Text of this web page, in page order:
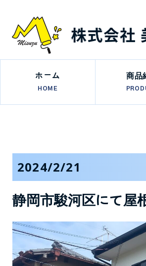
ホーム
HOME
商品
2024/2/21
静岡市駿河区にて屋